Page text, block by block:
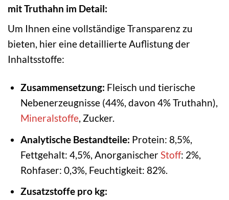
mit Truthahn im Detail:
Um Ihnen eine vollständige Transparenz zu
bieten, hier eine detaillierte Auflistung der
Inhaltsstoffe:
Zusammensetzung: Fleisch und tierische
Nebenerzeugnisse (44%, davon 4% Truthahn),
Mineralstoffe, Zucker.
Analytische Bestandteile: Protein: 8,5%,
Fettgehalt: 4,5%, Anorganischer Stoff: 2%,
Rohfaser: 0,3%, Feuchtigkeit: 82%.
Zusatzstoffe pro kg: